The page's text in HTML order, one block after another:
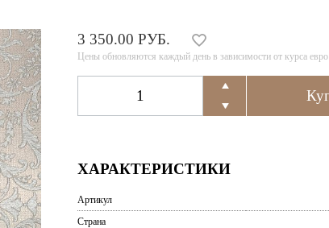
3 350.00 РУБ.
Цены обновляются каждый день в зависимости от курса евро
ХАРАКТЕРИСТИКИ
Артикул
Страна